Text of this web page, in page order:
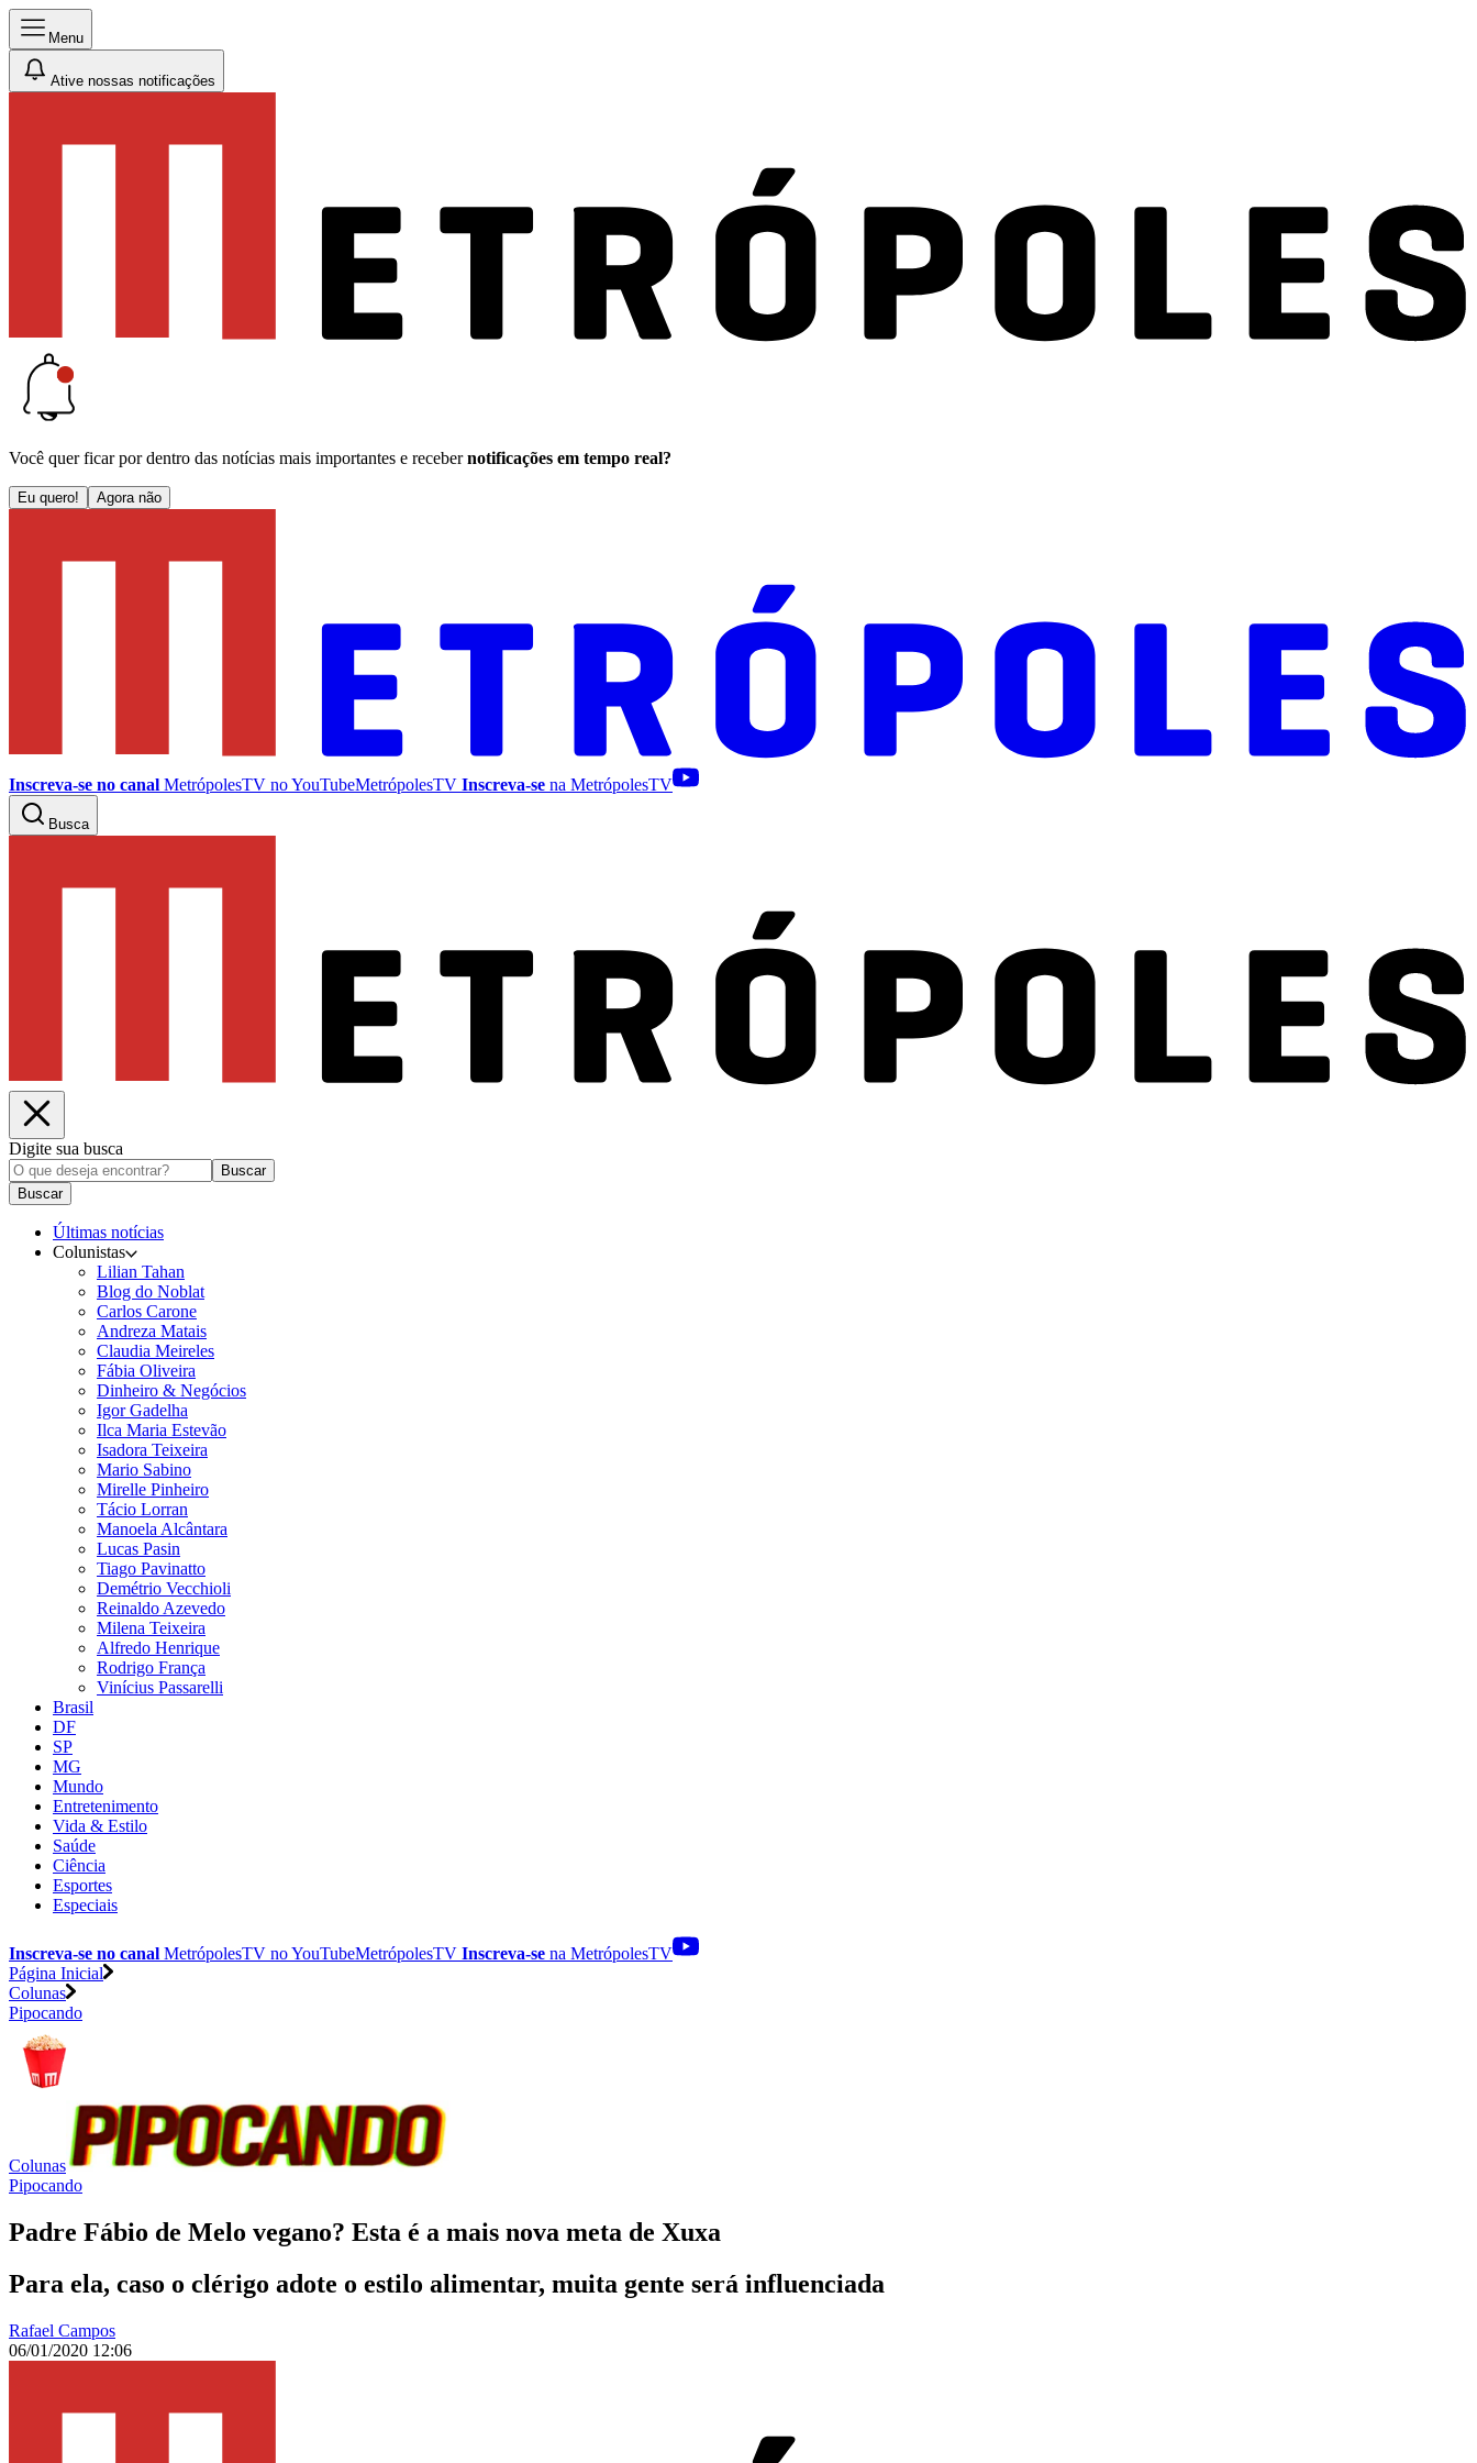
Menu
Ative nossas notificações
Você quer ficar por dentro das notícias mais importantes e receber notificações em tempo real?
Eu quero! Agora não
Inscreva-se no canal MetrópolesTV noYouTubeMetrópolesTV Inscreva-se na MetrópolesTV
Busca
Digite sua busca
Buscar
Buscar
Últimas notícias
Colunistas
Lilian Tahan
Blog do Noblat
Carlos Carone
Andreza Matais
Claudia Meireles
Fábia Oliveira
Dinheiro & Negócios
Igor Gadelha
Ilca Maria Estevão
Isadora Teixeira
Mario Sabino
Mirelle Pinheiro
Tácio Lorran
Manoela Alcântara
Lucas Pasin
Tiago Pavinatto
Demétrio Vecchioli
Reinaldo Azevedo
Milena Teixeira
Alfredo Henrique
Rodrigo França
Vinícius Passarelli
Brasil
DF
SP
MG
Mundo
Entretenimento
Vida & Estilo
Saúde
Ciência
Esportes
Especiais
Inscreva-se no canal MetrópolesTV noYouTubeMetrópolesTV Inscreva-se na MetrópolesTV
Página Inicial
Colunas
Pipocando
Colunas
Pipocando
Padre Fábio de Melo vegano? Esta é a mais nova meta de Xuxa
Para ela, caso o clérigo adote o estilo alimentar, muita gente será influenciada
Rafael Campos
06/01/2020 12:06